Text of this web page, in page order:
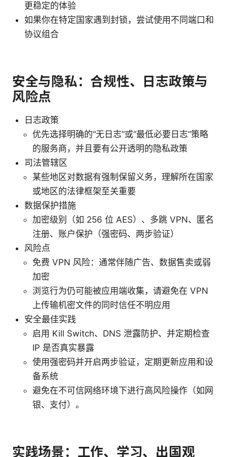
更稳定的体验
如果你在特定国家遇到封锁，尝试使用不同端口和
协议组合
安全与隐私：合规性、日志政策与
风险点
日志政策
优先选择明确的“无日志”或“最低必要日志”策略
的服务商，并且要有公开透明的隐私政策
司法管辖区
某些地区对数据有强制保留义务，理解所在国家
或地区的法律框架至关重要
数据保护措施
加密级别（如 256 位 AES）、多跳 VPN、匿名
注册、账户保护（强密码、两步验证）
风险点
免费 VPN 风险：通常伴随广告、数据售卖或弱
加密
浏览行为仍可能被应用端收集，请避免在 VPN
上传输机密文件的同时信任不明应用
安全最佳实践
启用 Kill Switch、DNS 泄露防护、并定期检查
IP 是否真实暴露
使用强密码并开启两步验证，定期更新应用和设
备系统
避免在不可信网络环境下进行高风险操作（如网
银、支付）。
实践场景：工作、学习、出国观